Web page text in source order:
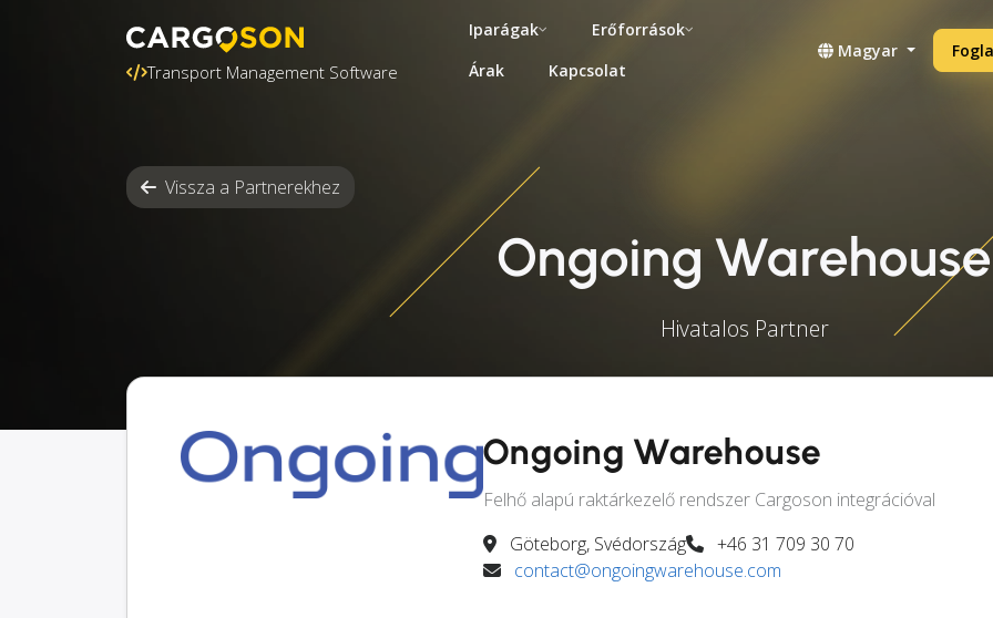
Transport Management Software
Iparágak
Erőforrások
Árak
Kapcsolat
Magyar
Vissza a Partnerekhez
Ongoing Warehouse
Hivatalos Partner
Ongoing Warehouse
Felhő alapú raktárkezelő rendszer Cargoson integrációval
Göteborg, Svédország
+46 31 709 30 70
contact@ongoingwarehouse.com